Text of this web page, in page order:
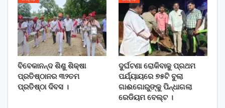
ବିବେକାନନ୍ଦ ଶିଶୁ ଶିକ୍ଷା
ପ୍ରତିଷ୍ଠାନର ୩୨ତମ
ପ୍ରତିଷ୍ଠା ଦିବସ ।
ଦୁର୍ଘଟଣା ରୋକିବାକୁ ପ୍ରଥମ
ପର୍ଯ୍ୟାୟରେ ୭୫ଟି ବୁଲା
ଗାଈଗୋରୁଙ୍କୁ ପିନ୍ଧାଗଲା
ରେଡିୟମ ବେଲ୍ଟ ।